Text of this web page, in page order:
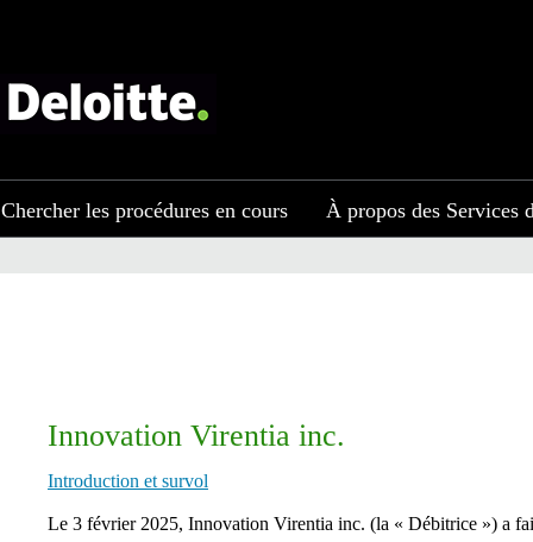
Chercher les procédures en cours À propos des Services
Innovation Virentia inc.
Introduction et survol
​​​Le 3 février 2025, Innovation Virentia inc. (la « Débitrice ») a